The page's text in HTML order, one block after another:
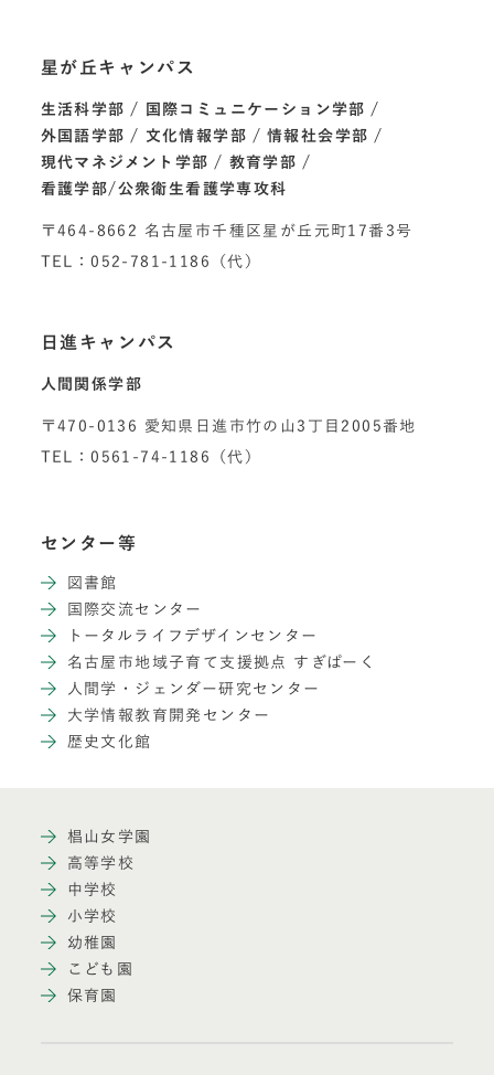
星が丘キャンパス
生活科学部
国際コミュニケーション学部
外国語学部
文化情報学部
情報社会学部
現代マネジメント学部
教育学部
看護学部/公衆衛生看護学専攻科
〒464-8662 名古屋市千種区星が丘元町17番3号
TEL：052-781-1186（代）
日進キャンパス
人間関係学部
〒470-0136 愛知県日進市竹の山3丁目2005番地
TEL：0561-74-1186（代）
センター等
図書館
国際交流センター
トータルライフデザインセンター
名古屋市地域子育て支援拠点 すぎぱーく
人間学・ジェンダー研究センター
大学情報教育開発センター
歴史文化館
椙山女学園
高等学校
中学校
小学校
幼稚園
こども園
保育園